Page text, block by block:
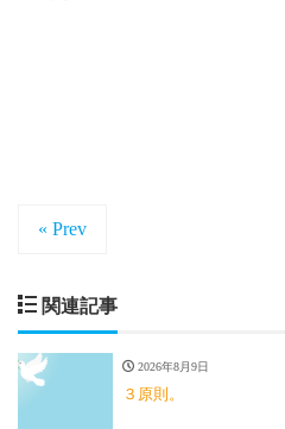
« Prev
関連記事
2026年8月9日
３原則。